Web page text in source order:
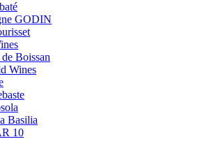
GODIN
Boissan
Wines
Basilia
10